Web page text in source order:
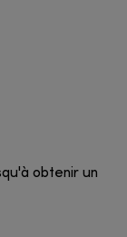
obtenir un